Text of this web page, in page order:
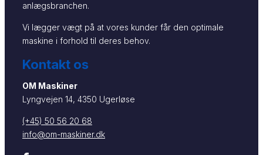
anlægsbranchen.
Vi lægger vægt på at vores kunder får den optimale
maskine i forhold til deres behov.
Kontakt os
OM Maskiner
Lyngvejen 14, 4350 Ugerløse
(+45) 50 56 20 68
info@om-maskiner.dk